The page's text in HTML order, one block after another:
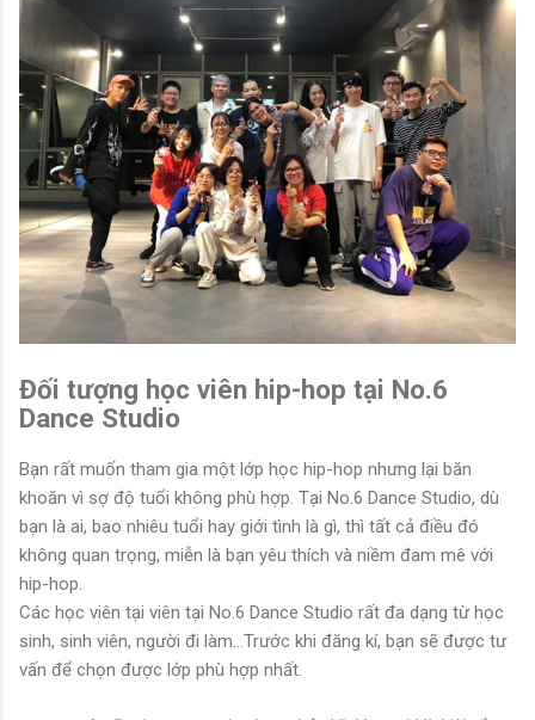
Đối tượng học viên hip-hop tại No.6
Dance Studio
Bạn rất muốn tham gia một lớp học hip-hop nhưng lại băn
khoăn vì sợ độ tuổi không phù hợp. Tại No.6 Dance Studio, dù
bạn là ai, bao nhiêu tuổi hay giới tình là gì, thì tất cả điều đó
không quan trọng, miễn là bạn yêu thích và niềm đam mê với
hip-hop.
Các học viên tại viên tại No.6 Dance Studio rất đa dạng từ học
sinh, sinh viên, người đi làm...Trước khi đăng kí, bạn sẽ được tư
vấn để chọn được lớp phù hợp nhất.